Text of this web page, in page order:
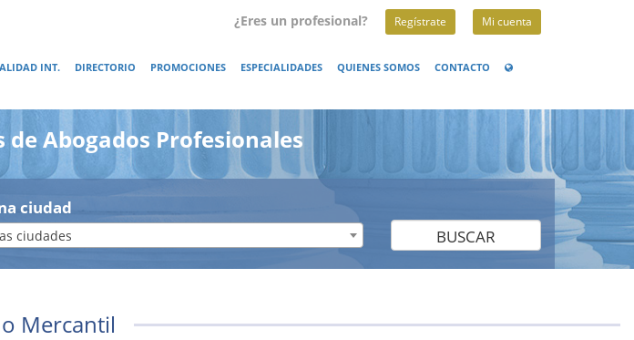
¿Eres un profesional? Regístrate Mi cuenta
INT. DIRECTORIO PROMOCIONES ESPECIALIDADES QUIENES SOMOS CONTACTO
Abogados Profesionales
ciudad
ciudades BUSCAR
Mercantil